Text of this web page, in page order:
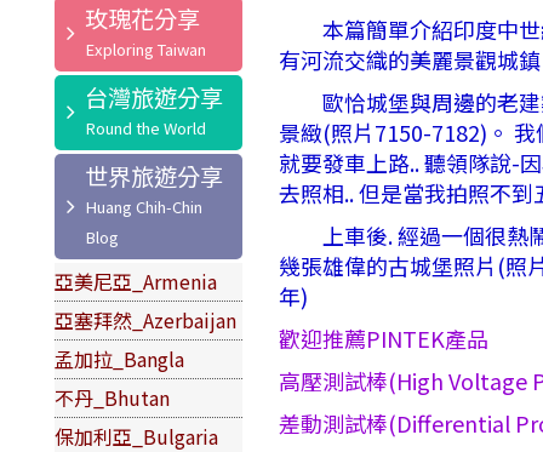
玫瑰花分享
台灣旅遊分享
世界旅遊分享
亞美尼亞_Armenia
亞塞拜然_Azerbaijan
孟加拉_Bangla
不丹_Bhutan
保加利亞_Bulgaria
本篇簡單介紹印度中世
有河流交織的美麗景觀城
歐恰城堡與周邊的老建
景緻(照片7150-7182)。
就要發車上路.. 聽領隊說-
去照相.. 但是當我拍照不
上車後. 經過一個很熱鬧
幾張雄偉的古城堡照片(照
年)
歡迎推薦PINTEK產品
高壓測試棒(High Voltage
差動測試棒(Differential